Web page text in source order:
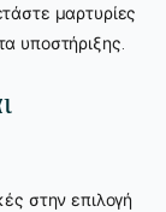
μαρτυρίες
υποστήριξης.
στην επιλογή